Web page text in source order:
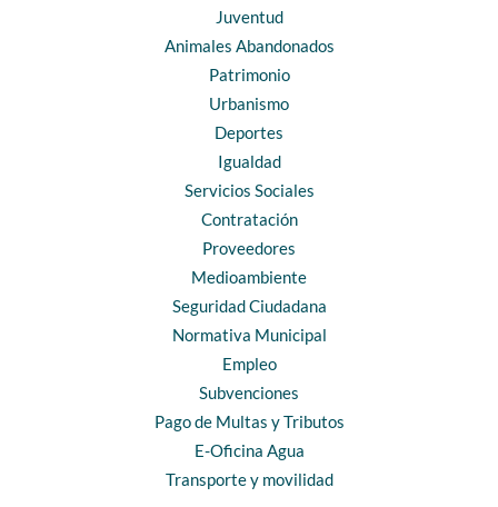
Juventud
Animales Abandonados
Patrimonio
Urbanismo
Deportes
Igualdad
Servicios Sociales
Contratación
Proveedores
Medioambiente
Seguridad Ciudadana
Normativa Municipal
Empleo
Subvenciones
Pago de Multas y Tributos
E-Oficina Agua
Transporte y movilidad